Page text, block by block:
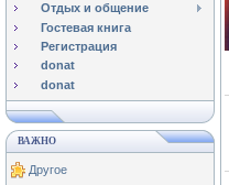
Отдых и общение
Гостевая книга
Регистрация
donat
donat
ВАЖНО
Другое